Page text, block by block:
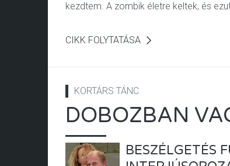
kezdtem. A zombik életre keltek, és
CIKK FOLYTATÁSA
KORTÁRS TÁNC
DOBOZBAN
BESZÉLGETÉS